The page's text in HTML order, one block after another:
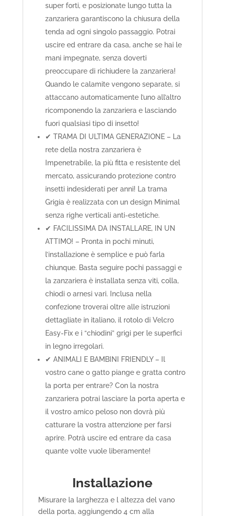
super forti, e posizionate lungo tutta la
zanzariera garantiscono la chiusura della
tenda ad ogni singolo passaggio. Potrai
uscire ed entrare da casa, anche se hai le
mani impegnate, senza doverti
preoccupare di richiudere la zanzariera!
Quando le calamite vengono separate, si
attaccano automaticamente l’uno all’altro
ricomponendo la zanzariera e lasciando
fuori qualsiasi tipo di insetto!
✔ TRAMA DI ULTIMA GENERAZIONE – La
rete della nostra zanzariera è
Impenetrabile, la più fitta e resistente del
mercato, assicurando protezione contro
insetti indesiderati per anni! La trama
Grigia è realizzata con un design Minimal
senza righe verticali anti-estetiche.
✔ FACILISSIMA DA INSTALLARE, IN UN
ATTIMO! – Pronta in pochi minuti,
l’installazione è semplice e può farla
chiunque. Basta seguire pochi passaggi e
la zanzariera è installata senza viti, colla,
chiodi o arnesi vari. Inclusa nella
confezione troverai oltre alle istruzioni
dettagliate in italiano, il rotolo di Velcro
Easy-Fix e i “chiodini” grigi per le superfici
in legno irregolari.
✔ ANIMALI E BAMBINI FRIENDLY – Il
vostro cane o gatto piange e gratta contro
la porta per entrare? Con la nostra
zanzariera potrai lasciare la porta aperta e
il vostro amico peloso non dovrà più
catturare la vostra attenzione per farsi
aprire. Potrà uscire ed entrare da casa
quante volte vuole liberamente!
Installazione
Misurare la larghezza e l altezza del vano
della porta, aggiungendo 4 cm alla